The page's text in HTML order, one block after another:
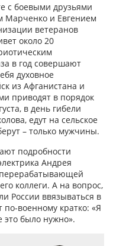
с боевыми друзьями
Марченко и Евгением
ветеранов
около 20
в год совершают
духовное
из Афганистана и
приводят в порядок
в день гибели
едут на сельское
– только мужчины.
подробности
Андрея
коллеги. А на вопрос,
России ввязываться в
по-военному кратко: «Я
это было нужно».